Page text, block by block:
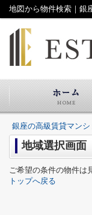
地図から物件検索｜銀
銀座の高級賃貸マン
地域選択画面
ご希望の条件の物件は
トップへ戻る